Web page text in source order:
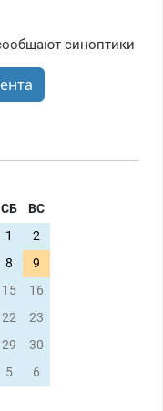
синоптики
СБ
ВС
1
2
8
9
15
16
22
23
29
30
5 6